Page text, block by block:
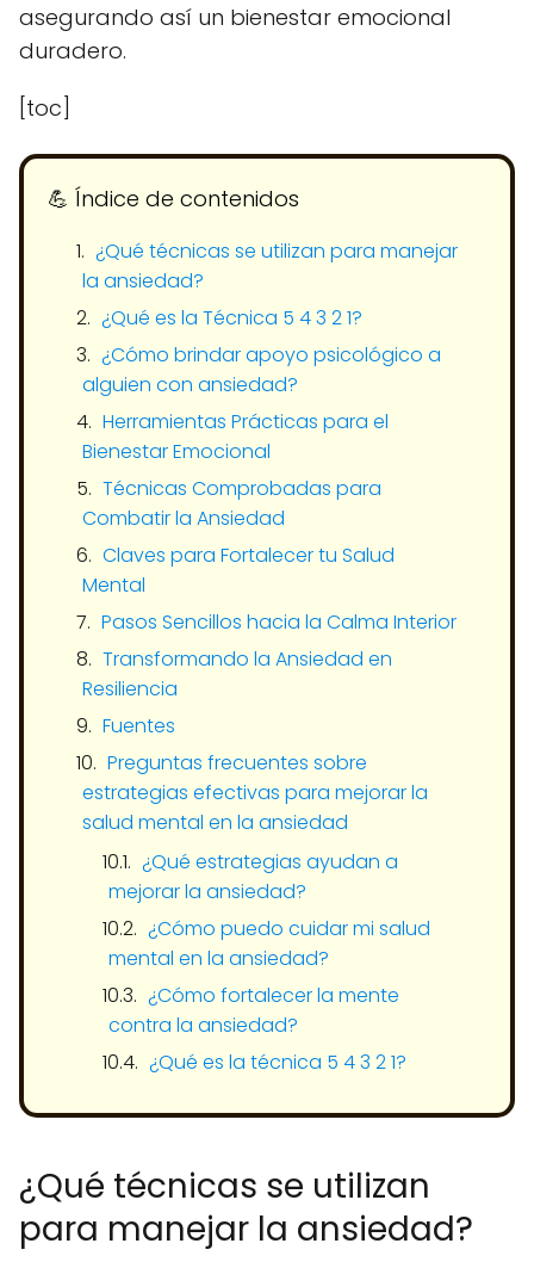
asegurando así un bienestar emocional
duradero.
[toc]
💪​ Índice de contenidos
¿Qué técnicas se utilizan para manejar
la ansiedad?
¿Qué es la Técnica 5 4 3 2 1?
¿Cómo brindar apoyo psicológico a
alguien con ansiedad?
Herramientas Prácticas para el
Bienestar Emocional
Técnicas Comprobadas para
Combatir la Ansiedad
Claves para Fortalecer tu Salud
Mental
Pasos Sencillos hacia la Calma Interior
Transformando la Ansiedad en
Resiliencia
Fuentes
Preguntas frecuentes sobre
estrategias efectivas para mejorar la
salud mental en la ansiedad
¿Qué estrategias ayudan a
mejorar la ansiedad?
¿Cómo puedo cuidar mi salud
mental en la ansiedad?
¿Cómo fortalecer la mente
contra la ansiedad?
¿Qué es la técnica 5 4 3 2 1?
¿Qué técnicas se utilizan
para manejar la ansiedad?